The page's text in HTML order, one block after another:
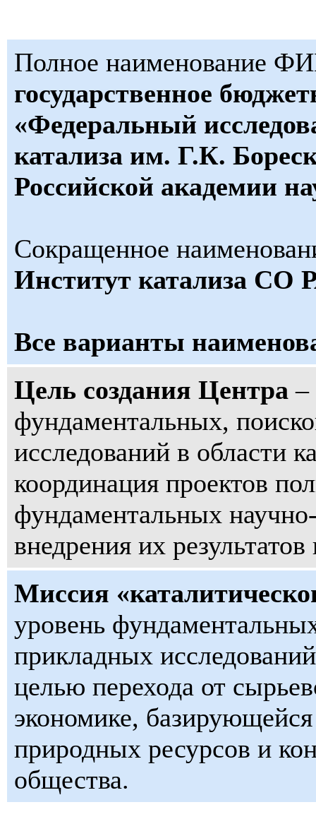
Полное наименование
государственное
«Федеральный
катализа им. Г.К.
Российской академии
Сокращенное
Институт катализа СО
Все варианты
Цель создания Центра –
фундаментальных,
исследований в области
координация проектов
фундаментальных
внедрения их
Миссия
уровень
прикладных
целью перехода от
экономике,
природных ресурсов и
общества.